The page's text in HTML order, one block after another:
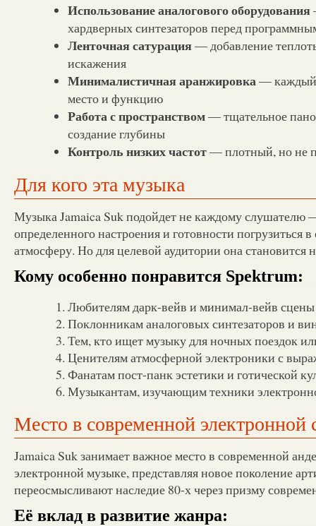
Использование аналогового оборудования
хардверных синтезаторов перед
Ленточная сатурация— добавление
искажения
Минималистичная аранжировка— каждый
место и функцию
Работа с пространством— тщательное
создание глубины
Контроль низких частот— плотный, но не
Для кого эта музыка
Музыка Jamaica Suk подойдет не каждому слушателю
определенного настроения и готовности погрузиться
атмосферу. Но для целевой аудитории она
Кому особенно понравится Spektrum:
Любителям дарк-вейв и минимал-вейв сцены
Поклонникам аналоговых синтезаторов и
Тем, кто ищет музыку для ночных поездок
Ценителям атмосферной электроники с
Фанатам пост-панк эстетики и готической
Музыкантам, изучающим техники
Место в современной электронной
Jamaica Suk занимает важное место в современной
электронной музыке, представляя новое поколение
переосмысливают наследие 80-х через призму
Её вклад в развитие жанра: